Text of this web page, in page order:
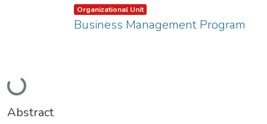
Loading...
Item type:
Organizational Unit ,
Business Management Program
Abstract